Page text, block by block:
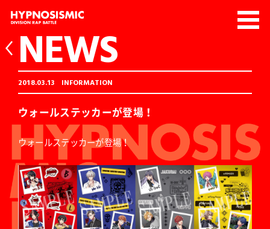
NEWS
2018.03.13 INFORMATION
ウォールステッカーが登場！
ウォールステッカーが登場！